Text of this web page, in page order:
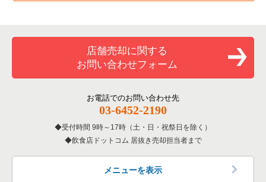
洋食の居抜き売却物件の案件一覧
その他の居抜き売却物件の案件一覧
北区の飲食店の居抜き売却物件の案件一覧
江戸川区の飲食店の居抜き売却物件の案件一覧
墨田区の飲食店の居抜き売却物件の案件一覧
品川区の飲食店の居抜き売却物件の案件一覧
東京23区のバーの居抜き売却物件の案件一覧
東京23区の居酒屋・ダイニングバーの居抜き売却物件の案件一
東京23区の専門料理の居抜き売却物件の案件一覧
東京23区の和食の居抜き売却物件の案件一覧
東京23区の洋食の居抜き売却物件の案件一覧
店舗売却に関する
お問い合わせフォーム
お電話でのお問い合わせ先
03-6452-2190
受付時間 9時～17時（土・日・祝祭日を除く）
飲食店ドットコム 居抜き売却担当者まで
メニューを表示